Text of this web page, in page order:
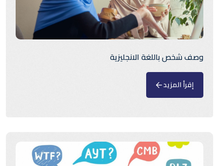
وصف شخص باللغة الانجليزية
إقرأ المزيد